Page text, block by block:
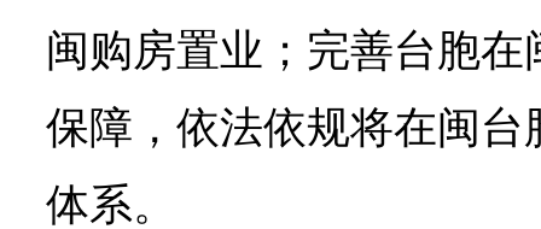
闽购房置业；完善台胞
保障，依法依规将在闽
体系。